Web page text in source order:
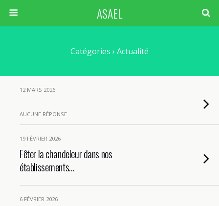
ASAEL
Catégories › Actualité
12 MARS 2026
AUCUNE RÉPONSE
19 FÉVRIER 2026
Fêter la chandeleur dans nos
établissements…
6 FÉVRIER 2026